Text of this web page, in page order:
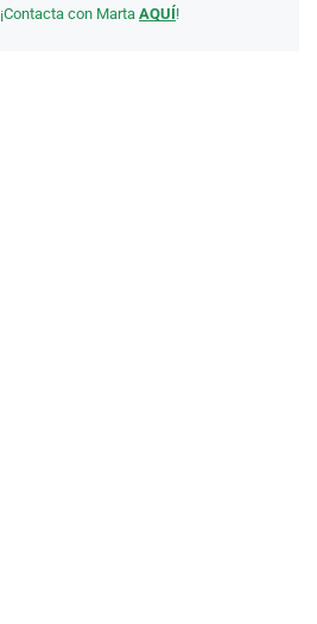
¡Contacta con Marta AQUÍ!